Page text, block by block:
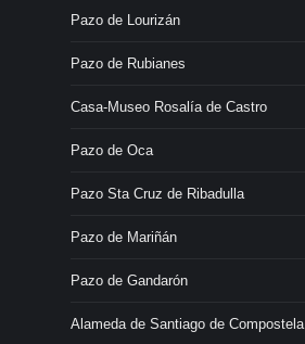
Pazo de Lourizán
Pazo de Rubianes
Casa-Museo Rosalía de Castro
Pazo de Oca
Pazo Sta Cruz de Ribadulla
Pazo de Mariñán
Pazo de Gandarón
Alameda de Santiago de Compostela